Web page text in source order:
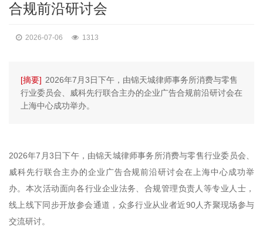
合规前沿研讨会
2026-07-06 1313
[摘要] 2026年7月3日下午，由锦天城律师事务所消费与零售
行业委员会、威科先行联合主办的企业广告合规前沿研讨会在
上海中心成功举办。
2026年7月3日下午，由锦天城律师事务所消费与零售行业委员会、
威科先行联合主办的企业广告合规前沿研讨会在上海中心成功举
办。本次活动面向各行业企业法务、合规管理负责人等专业人士，
线上线下同步开放参会通道，众多行业从业者近90人齐聚现场参与
交流研讨。